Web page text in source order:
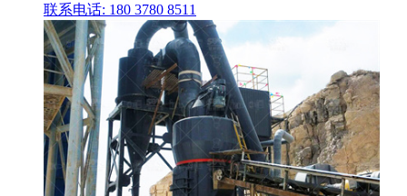
联系电话: 180 3780 8511